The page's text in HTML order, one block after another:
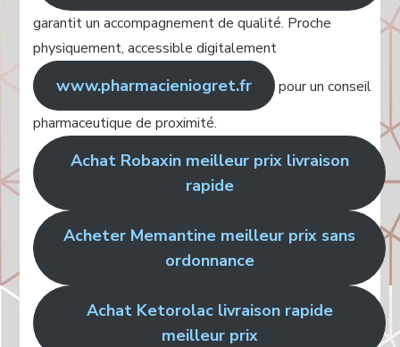
garantit un accompagnement de qualité. Proche
physiquement, accessible digitalement
www.pharmacieniogret.fr
pour un conseil
pharmaceutique de proximité.
Achat Robaxin meilleur prix livraison
rapide
Acheter Memantine meilleur prix sans
ordonnance
Achat Ketorolac livraison rapide
meilleur prix